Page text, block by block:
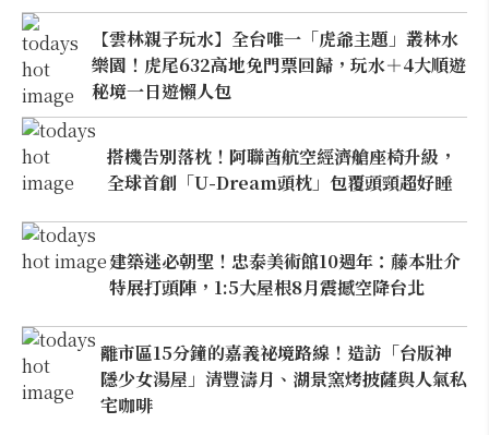
【雲林親子玩水】全台唯一「虎爺主題」叢林水
樂園！虎尾632高地免門票回歸，玩水＋4大順遊
秘境一日遊懶人包
搭機告別落枕！阿聯酋航空經濟艙座椅升級，
全球首創「U-Dream頭枕」包覆頭頸超好睡
建築迷必朝聖！忠泰美術館10週年：藤本壯介
特展打頭陣，1:5大屋根8月震撼空降台北
離市區15分鐘的嘉義祕境路線！造訪「台版神
隱少女湯屋」清豐濤月、湖景窯烤披薩與人氣私
宅咖啡